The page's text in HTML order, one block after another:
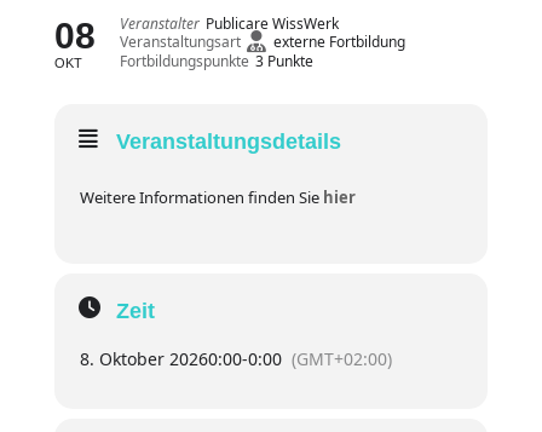
08
OKT
Veranstalter Publicare WissWerk
Veranstaltungsart
externe Fortbildung
Fortbildungspunkte 3 Punkte
Veranstaltungsdetails
Weitere Informationen finden Sie hier
Zeit
8. Oktober 20260:00-0:00 (GMT+02:00)